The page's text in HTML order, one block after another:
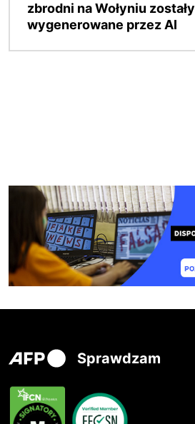
zbrodni na Wołyniu zostały
wygenerowane przez AI
Sprawdzam